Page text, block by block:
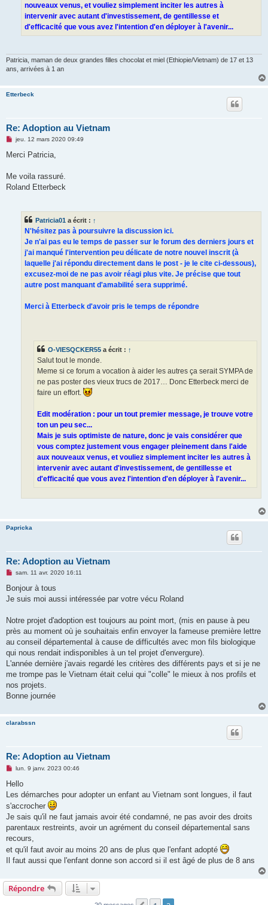
nouveaux venus, et vouliez simplement inciter les autres à
intervenir avec autant d'investissement, de gentillesse et
d'efficacité que vous avez l'intention d'en déployer à l'avenir...
Patricia, maman de deux grandes filles chocolat et miel (Ethiopie/Vietnam) de 17 et 13
ans, arrivées à 1 an
Etterbeck
Re: Adoption au Vietnam
M
s
g
n
jeu. 12 mars 2020 09:49
Merci Patricia,
Me voila rassuré.
Roland Etterbeck
Patricia01 a écrit : ↑
N'hésitez pas à poursuivre la discussion ici.
Je n'ai pas eu le temps de passer sur le forum des derniers jours et
j'ai manqué l'intervention peu délicate de notre nouvel inscrit (à
laquelle j'ai répondu directement dans le post - je le cite ci-dessous),
excusez-moi de ne pas avoir réagi plus vite. Je précise que tout
autre post manquant d'amabilité sera supprimé.
Merci à Etterbeck d'avoir pris le temps de répondre
O-VIESQCKER55 a écrit : ↑
Salut tout le monde.
Meme si ce forum a vocation à aider les autres ça serait SYMPA de
ne pas poster des vieux trucs de 2017… Donc Etterbeck merci de
faire un effort.
Edit modération : pour un tout premier message, je trouve votre
ton un peu sec...
Mais je suis optimiste de nature, donc je vais considérer que
vous comptez justement vous engager pleinement dans l'aide
aux nouveaux venus, et vouliez simplement inciter les autres à
intervenir avec autant d'investissement, de gentillesse et
d'efficacité que vous avez l'intention d'en déployer à l'avenir...
Papricka
Re: Adoption au Vietnam
M
s
a
n
o
l
u
sam. 11 avr. 2020 16:11
Bonjour à tous
Je suis moi aussi intéressée par votre vécu Roland
Notre projet d'adoption est toujours au point mort, (mis en pause à peu
près au moment où je souhaitais enfin envoyer la fameuse première lettre
au conseil départemental à cause de difficultés avec mon fils biologique
qui nous rendait indisponibles à un tel projet d'envergure).
L'année dernière j'avais regardé les critères des différents pays et si je ne
me trompe pas le Vietnam était celui qui "colle" le mieux à nos profils et
nos projets.
Bonne journée
clarabssn
Re: Adoption au Vietnam
M
s
a
g
e
n
o
n
l
lun. 9 janv. 2023 00:46
Hello
Les démarches pour adopter un enfant au Vietnam sont longues, il faut
s'accrocher
Je sais qu'il ne faut jamais avoir été condamné, ne pas avoir des droits
parentaux restreints, avoir un agrément du conseil départemental sans
recours,
et qu'il faut avoir au moins 20 ans de plus que l'enfant adopté
Il faut aussi que l'enfant donne son accord si il est âgé de plus de 8 ans
Répondre